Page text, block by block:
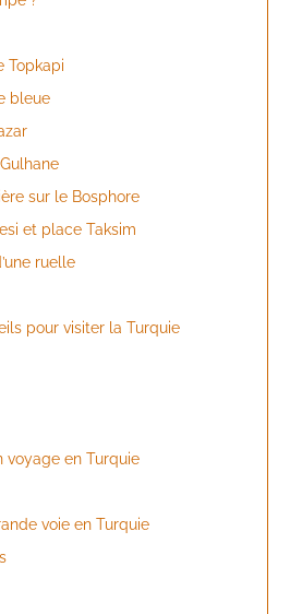
Topkapi
bleue
sur le Bosphore
et place Taksim
ruelle
pour visiter la Turquie
voyage en Turquie
voie en Turquie